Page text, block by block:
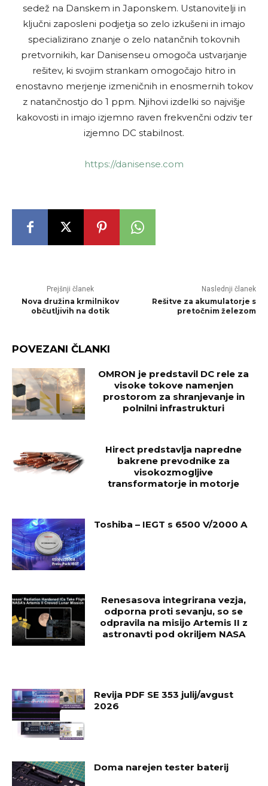
sedež na Danskem in Japonskem. Ustanovitelji in
ključni zaposleni podjetja so zelo izkušeni in imajo
specializirano znanje o zelo natančnih tokovnih
pretvornikih, kar Danisenseu omogoča ustvarjanje
rešitev, ki svojim strankam omogočajo hitro in
enostavno merjenje izmeničnih in enosmernih tokov
z natančnostjo do 1 ppm. Njihovi izdelki so najvišje
kakovosti in imajo izjemno raven frekvenčni odziv ter
izjemno DC stabilnost.
https://danisense.com
Prejšnji članek
Nova družina krmilnikov
občutljivih na dotik
Naslednji članek
Rešitve za akumulatorje s
pretočnim železom
POVEZANI ČLANKI
OMRON je predstavil DC rele za
visoke tokove namenjen
prostorom za shranjevanje in
polnilni infrastrukturi
Hirect predstavlja napredne
bakrene prevodnike za
visokozmogljive
transformatorje in motorje
Toshiba – IEGT s 6500 V/2000 A
Renesasova integrirana vezja,
odporna proti sevanju, so se
odpravila na misijo Artemis II z
astronavti pod okriljem NASA
Revija PDF SE 353 julij/avgust
2026
Doma narejen tester baterij